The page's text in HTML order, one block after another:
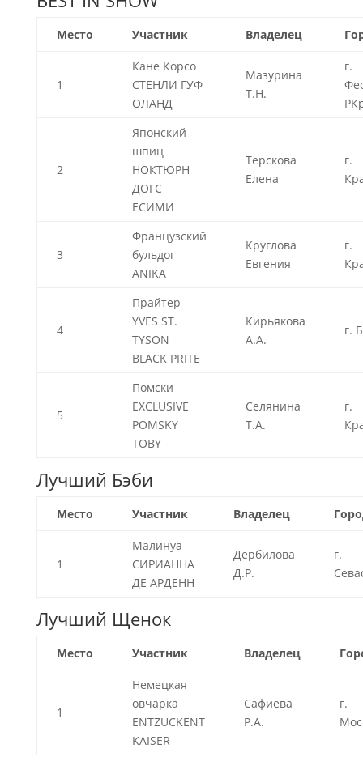
Место Участник Владелец
1
Кане Корсо
СТЕНЛИ ГУФ
ОЛАНД
Мазурина
Т.Н.
г.
2
Японский
шпиц
НОКТЮРН
ДОГС
ЕСИМИ
Терскова
Елена
г.
3
Французский
бульдог
ANIKA
Круглова
Евгения
г.
4
Прайтер
YVES ST.
TYSON
BLACK PRITE
Кирьякова
А.А.
г.
5
Помски
EXCLUSIVE
POMSKY
TOBY
Селянина
Т.А.
г.
Лучший Бэби
Место Участник Владелец
1
Малинуа
СИРИАННА
ДЕ АРДЕНН
Дербилова
Д.Р.
г.
Лучший Щенок
Место Участник Владелец
1
Немецкая
овчарка
ENTZUCKENT
KAISER
Сафиева
Р.А.
г.